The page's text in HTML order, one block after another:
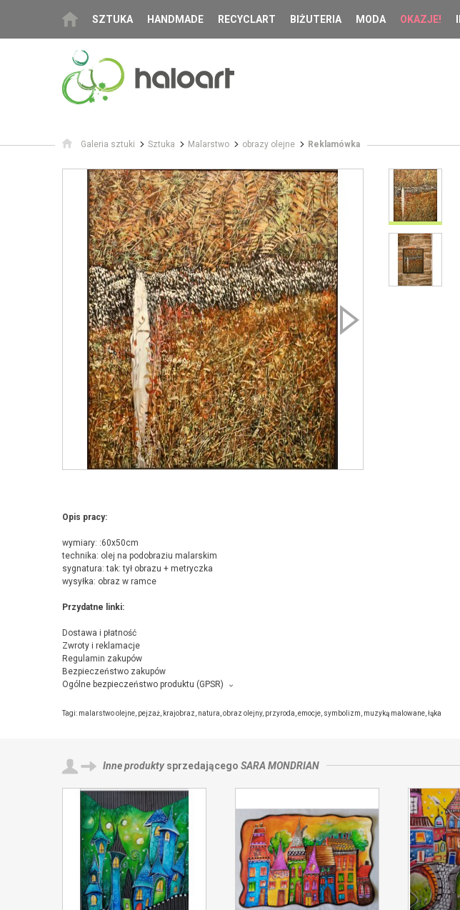
SZTUKA HANDMADE RECYCLART BIŻUTERIA MODA OKAZJE!
Galeria sztuki Sztuka Malarstwo obrazy olejne Reklamówka
Opis pracy:
wymiary: :60x50cm
technika: olej na podobraziu malarskim
sygnatura: tak: tył obrazu + metryczka
wysyłka: obraz w ramce
Przydatne linki:
Dostawa i płatność
Zwroty i reklamacje
Regulamin zakupów
Bezpieczeństwo zakupów
Ogólne bezpieczeństwo produktu (GPSR)
Sara Mondrian, M. Konopnickiej 25/14 , 38-300 Gorlice,
kontakt ze sprzedającym
Tagi: malarstwo olejne pejzaż krajobraz natura obraz olejny, przyroda emocje symbolizm muzyką malowane łąka
Inne produktysprzedającego SARA MONDRIAN